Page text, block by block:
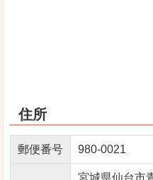
住所
郵便番号 980-0021